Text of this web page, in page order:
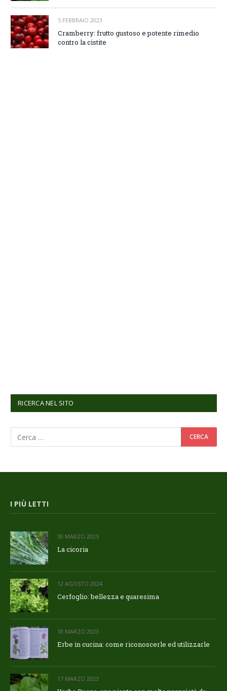
5 FEBBRAIO 2023
Cramberry: frutto gustoso e potente rimedio
contro la cistite
RICERCA NEL SITO
I PIÙ LETTI
30 MARZO 2025
La cicoria
12 AGOSTO 2024
Cerfoglio: bellezza e quaresima
18 MARZO 2023
Erbe in cucina: come riconoscerle ed utilizzarle
17 MARZO 2023